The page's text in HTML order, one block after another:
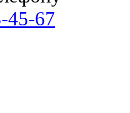
45-67